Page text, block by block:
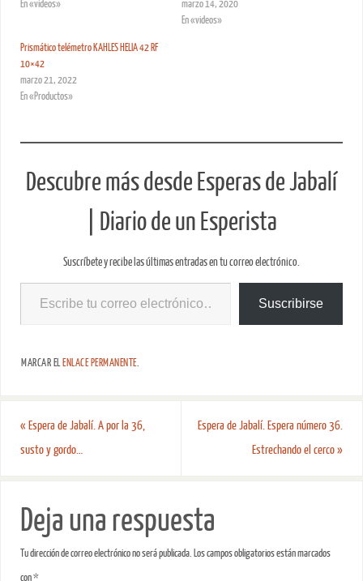
En «videos»
marzo 14, 2020
En «videos»
Prismático telémetro KAHLES HELIA 42 RF
10×42
marzo 21, 2022
En «Productos»
Descubre más desde Esperas de Jabalí
| Diario de un Esperista
Suscríbete y recibe las últimas entradas en tu correo electrónico.
Suscribirse
MARCAR EL ENLACE PERMANENTE.
« Espera de Jabalí. A por la 36,
susto y gordo…
Espera de Jabalí. Espera número 36.
Estrechando el cerco»
Deja una respuesta
Tu dirección de correo electrónico no será publicada. Los campos obligatorios están marcados
con*